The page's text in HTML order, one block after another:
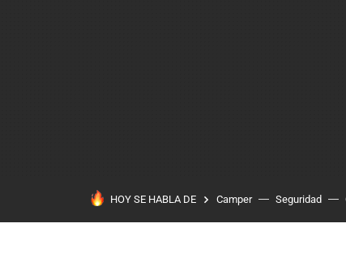
HOY SE HABLA DE Camper Seguridad